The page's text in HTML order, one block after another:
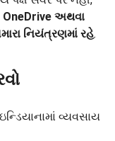
OneDrive અથવા
નિયંત્રણમાં રહે.
વ્યવસાય